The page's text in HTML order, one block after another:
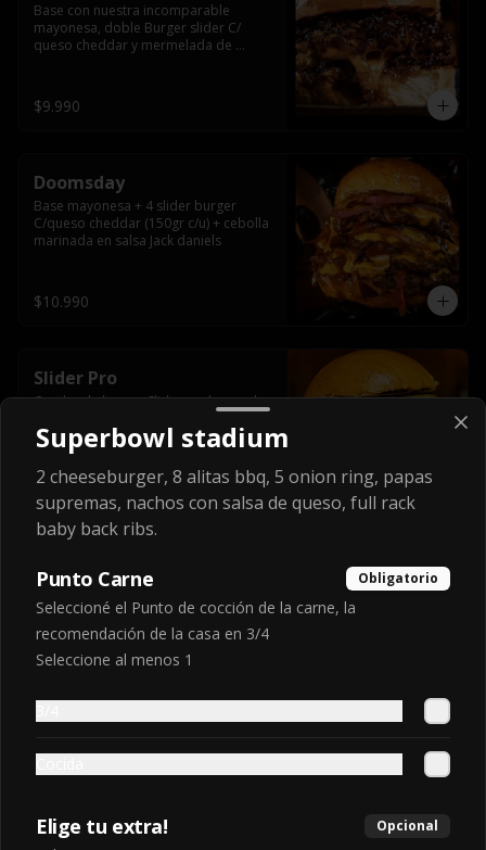
Base con nuestra incomparable
mayonesa, doble Burger slider C/
queso cheddar y mermelada de
$9.990
Doomsday
Base mayonesa + 4 slider burger
C/queso cheddar (150gr c/u) + cebolla
marinada en salsa Jack daniels
$10.990
Slider Pro
Cuadruple burger Slider, cada una de
queso cheddar, pepinillos, cebolla,
american sauce y mayonesa.
$9.990
Slider Pro Max
queso cheddar (150gr C/u) + Bacon +
pepinillos + cebolla y american Sauce
Express Burger
BasicExpress
Superbowl stadium
2 cheeseburger, 8 alitas bbq, 5 onion ring, papas
supremas, nachos con salsa de queso, full rack
baby back ribs.
Punto Carne Obligatorio
Seleccioné el Punto de cocción de la carne, la
recomendación de la casa en 3/4
Seleccione al menos 1
Elige tu extra! Opcional